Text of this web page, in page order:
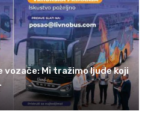
Mi tražimo ljude koji